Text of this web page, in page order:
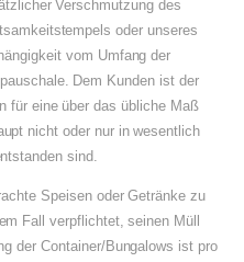
Verschmutzung des
oder unseres
vom Umfang der
Dem Kunden ist der
für eine über das übliche Maß
nicht oder nur in wesentlich
sind.
Speisen oder Getränke zu
Fall verpflichtet, seinen Müll
der Container/Bungalows ist pro